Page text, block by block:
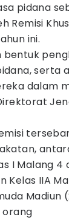
pidana
Remisi
ini.
bentuk
serta
dalam
I Malang 4
Kelas IIA
orang